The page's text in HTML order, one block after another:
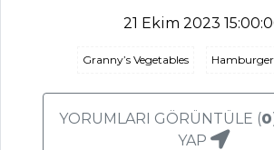
Tarifi, Nasıl Yapılır?
Kereviz Sapında
Tavuk Salatası
21 Ekim 2023
Granny’s Vegetables Hamburger
YORUMLARI GÖRÜNTÜLE (0
YAP